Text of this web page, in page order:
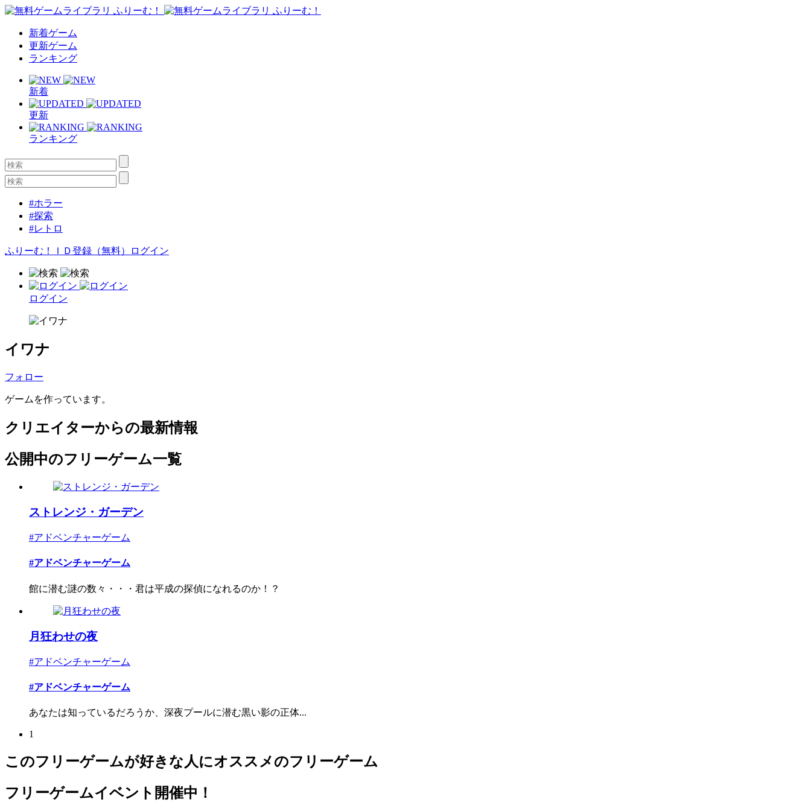
新着ゲーム
更新ゲーム
ランキング
新着
更新
ランキング
#ホラー
#探索
#レトロ
ふりーむ！ＩＤ登録（無料） ログイン
ログイン
イワナ
フォロー
ゲームを作っています。
クリエイターからの最新情報
公開中のフリーゲーム一覧
ストレンジ・ガーデン
#アドベンチャーゲーム
#アドベンチャーゲーム
館に潜む謎の数々・・・君は平成の探偵になれるのか！？
月狂わせの夜
#アドベンチャーゲーム
#アドベンチャーゲーム
あなたは知っているだろうか、深夜プールに潜む黒い影の正体...
1
このフリーゲームが好きな人にオススメのフリーゲーム
フリーゲームイベント開催中！